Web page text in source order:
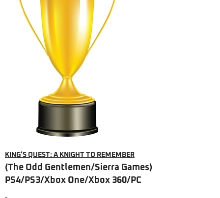
KING’S QUEST: A KNIGHT TO REMEMBER
(The Odd Gentlemen/Sierra Games)
PS4/PS3/Xbox One/Xbox 360/PC